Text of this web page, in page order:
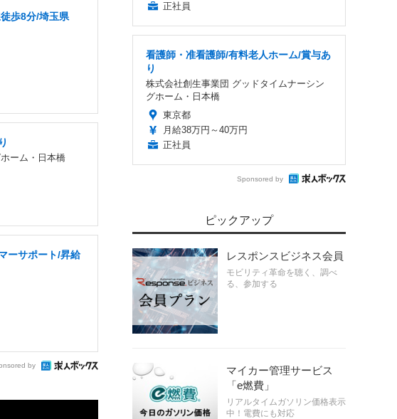
歩8分/埼玉県
ーム・日本橋
ーサポート/昇給
by
正社員
看護師・准看護師/有料老人ホーム/賞与あ
り
株式会社創生事業団 グッドタイムナーシン
グホーム・日本橋
東京都
月給38万円～40万円
正社員
Sponsored by
ピックアップ
レスポンスビジネス会員
モビリティ革命を聴く、調べ
る、参加する
マイカー管理サービス
「e燃費」
リアルタイムガソリン価格表示
中！電費にも対応